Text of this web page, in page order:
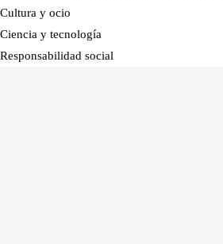
Cultura y ocio
Ciencia y tecnología
Responsabilidad social